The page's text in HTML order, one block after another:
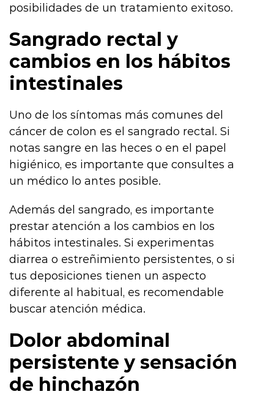
posibilidades de un tratamiento exitoso.
Sangrado rectal y
cambios en los hábitos
intestinales
Uno de los síntomas más comunes del
cáncer de colon es el sangrado rectal. Si
notas sangre en las heces o en el papel
higiénico, es importante que consultes a
un médico lo antes posible.
Además del sangrado, es importante
prestar atención a los cambios en los
hábitos intestinales. Si experimentas
diarrea o estreñimiento persistentes, o si
tus deposiciones tienen un aspecto
diferente al habitual, es recomendable
buscar atención médica.
Dolor abdominal
persistente y sensación
de hinchazón